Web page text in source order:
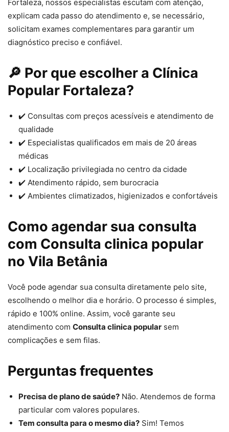
Fortaleza, nossos especialistas escutam com atenção,
explicam cada passo do atendimento e, se necessário,
solicitam exames complementares para garantir um
diagnóstico preciso e confiável.
🔎 Por que escolher a Clínica
Popular Fortaleza?
✔️ Consultas com preços acessíveis e atendimento de
qualidade
✔️ Especialistas qualificados em mais de 20 áreas
médicas
✔️ Localização privilegiada no centro da cidade
✔️ Atendimento rápido, sem burocracia
✔️ Ambientes climatizados, higienizados e confortáveis
Como agendar sua consulta
com Consulta clinica popular
no Vila Betânia
Você pode agendar sua consulta diretamente pelo site,
escolhendo o melhor dia e horário. O processo é simples,
rápido e 100% online. Assim, você garante seu
atendimento com Consulta clinica popular sem
complicações e sem filas.
Perguntas frequentes
Precisa de plano de saúde? Não. Atendemos de forma
particular com valores populares.
Tem consulta para o mesmo dia? Sim! Temos